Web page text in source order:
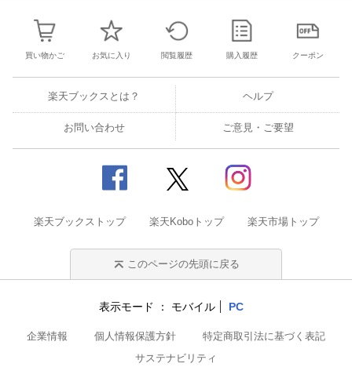
買い物かご お気に入り 閲覧履歴 購入履歴 クーポン
楽天ブックスとは？ ヘルプ
お問い合わせ ご意見・ご要望
楽天ブックストップ 楽天Koboトップ 楽天市場トップ
このページの先頭に戻る
表示モード モバイル PC
企業情報 個人情報保護方針
特定商取引法に基づく表記
サステナビリティ